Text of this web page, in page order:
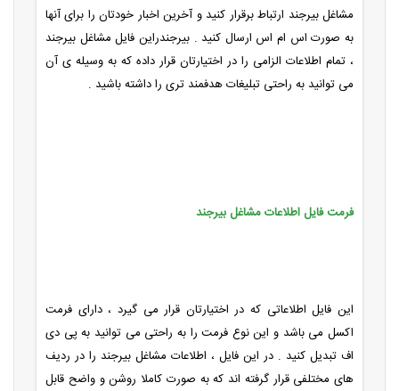
مشاغل بیرجند ارتباط برقرار کنید و آخرین اخبار خودتان را برای آنها
به صورت اس ام اس ارسال کنید . بیرجندراین فایل مشاغل بیرجند
، تمام اطلاعات الزامی را در اختیارتان قرار داده که به وسیله ی آن
می توانید به راحتی تبلیغات هدفمند تری را داشته باشید .
فرمت فایل اطلاعات مشاغل بیرجند
این فایل اطلاعاتی که در اختیارتان قرار می گیرد ، دارای فرمت
اکسل می باشد و این نوع فرمت را به راحتی می توانید به پی دی
اف تبدیل کنید . در این فایل ، اطلاعات مشاغل بیرجند را در ردیف
های مختلفی قرار گرفته اند که به صورت کاملا روشن و واضح قابل